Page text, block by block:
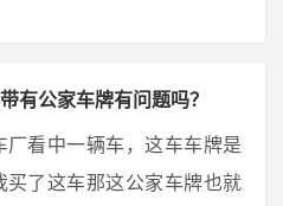
有公家车牌有问题吗？
看中一辆车，这车车牌是
了这车那这公家车牌也就